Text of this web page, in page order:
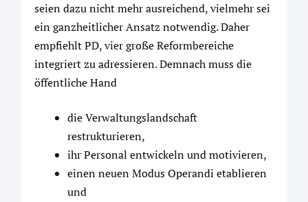
seien dazu nicht mehr ausreichend, vielmehr sei
ein ganzheitlicher Ansatz notwendig. Daher
empfiehlt PD, vier große Reformbereiche
integriert zu adressieren. Demnach muss die
öffentliche Hand
die Verwaltungslandschaft
restrukturieren,
ihr Personal entwickeln und motivieren,
einen neuen Modus Operandi etablieren
und